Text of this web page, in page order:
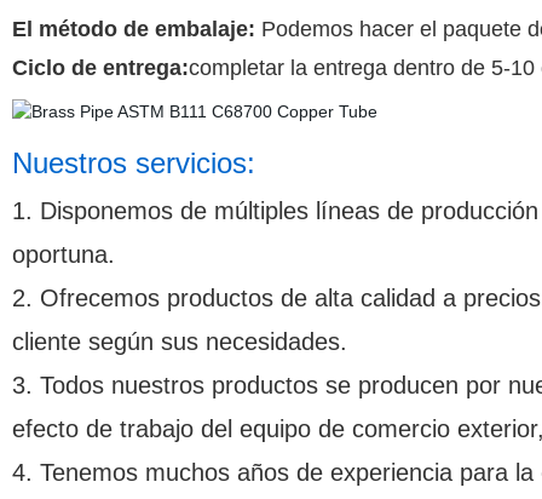
El método de embalaje: Podemos hacer el paquete
Ciclo de entrega:completar la entrega dentro de 5-
Nuestros servicios:
1. Disponemos de múltiples líneas de
oportuna.
2. Ofrecemos productos de alta calidad a
cliente según sus necesidades.
3. Todos nuestros productos se producen por
efecto de trabajo del equipo de comercio
4. Tenemos muchos años de experiencia para